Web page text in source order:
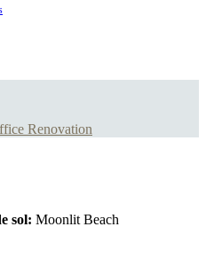
Renovation
sol: Moonlit Beach